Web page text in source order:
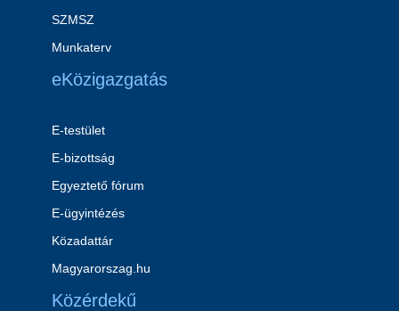
SZMSZ
Munkaterv
eKözigazgatás
E-testület
E-bizottság
Egyeztető fórum
E-ügyintézés
Közadattár
Magyarorszag.hu
Közérdekű